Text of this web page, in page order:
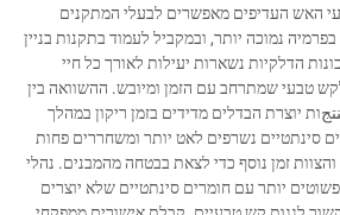
האש העדיפים מאפשרים לבעלי המתקנים
בפרמיה נמוכה יותר, ובמקביל לעמוד בתקנות בניין
הדלקיות נשארות יעילות לאורך כל חיי
טבעי שמתרחב עם הזמן ומיובש. ההשוואה בין
יוצרת הבדלים מדידים בזמן ריקון במהלך
סינתטיים נשרפים לאט יותר ומשחררים פחות
זמן נוסף כדי לצאת בבטחה מהמבנים. נהלי
יותר עם חומרים סינתטיים שלא יוצרים